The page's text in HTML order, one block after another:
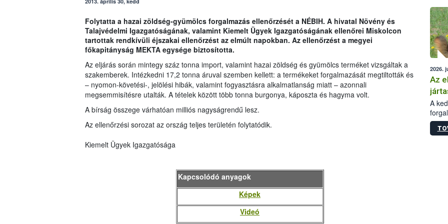
Folytatta a hazai zöldség-gyümölcs forgalmazás ellenőrzését a NÉBIH. A hivatal Növény és
Talajvédelmi Igazgatóságának, valamint Kiemelt Ügyek Igazgatóságának ellenőrei Miskolcon
tartottak rendkívüli éjszakai ellenőrzést az elmúlt napokban. Az ellenőrzést a megyei
főkapitányság MEKTA egysége biztosította.
Az eljárás során mintegy száz tonna import, valamint hazai zöldség és gyümölcs terméket vizsgáltak a
szakemberek. Intézkedni 17,2 tonna áruval szemben kellett: a termékeket forgalmazását megtiltották és
– nyomon-követési-, jelölési hibák, valamint fogyasztásra alkalmatlanság miatt – azonnali
megsemmisítésre utalták. A tételek között több tonna burgonya, káposzta és hagyma volt.
A bírság összege várhatóan milliós nagyságrendű lesz.
Az ellenőrzési sorozat az ország teljes területén folytatódik.
Kiemelt Ügyek Igazgatósága
Kapcsolódó anyagok
Képek
Videó
2026.
Az
A